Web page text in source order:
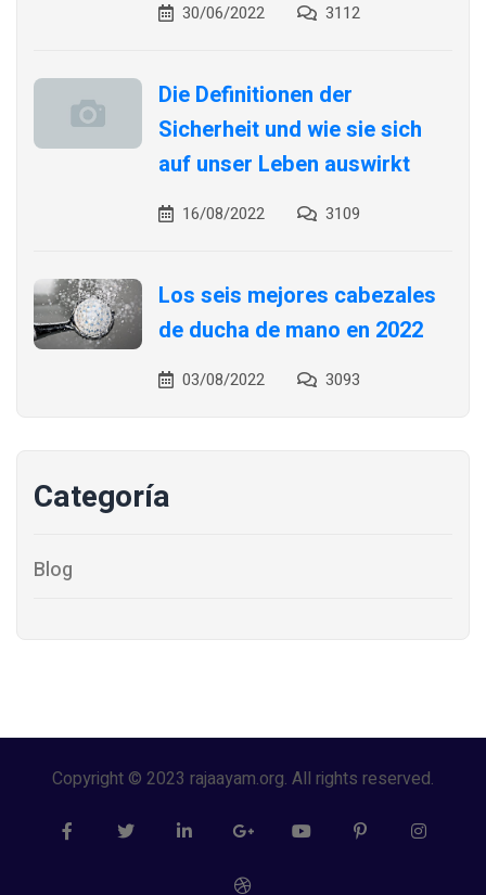
30/06/2022 3112
Die Definitionen der
Sicherheit und wie sie sich
auf unser Leben auswirkt
16/08/2022 3109
Los seis mejores cabezales
de ducha de mano en 2022
03/08/2022 3093
Categoría
Blog
Copyright © 2023 rajaayam.org. All rights reserved.